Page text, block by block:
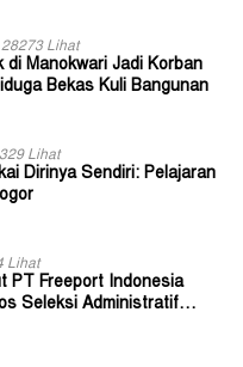
28273 Lihat
di Manokwari Jadi Korban
Bekas Kuli Bangunan
Lihat
Dirinya Sendiri: Pelajaran
Lihat
PT Freeport Indonesia
Seleksi Administratif